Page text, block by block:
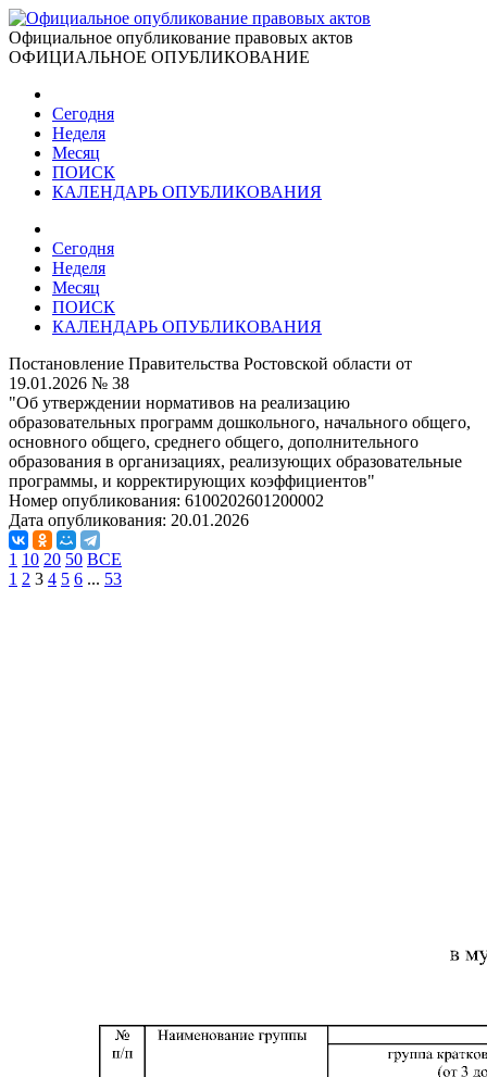
Официальное опубликование правовых актов
ОФИЦИАЛЬНОЕ ОПУБЛИКОВАНИЕ
Сегодня
Неделя
Месяц
ПОИСК
КАЛЕНДАРЬ ОПУБЛИКОВАНИЯ
Сегодня
Неделя
Месяц
ПОИСК
КАЛЕНДАРЬ ОПУБЛИКОВАНИЯ
Постановление Правительства Ростовской области от
19.01.2026 № 38
"Об утверждении нормативов на реализацию
образовательных программ дошкольного, начального общего,
основного общего, среднего общего, дополнительного
образования в организациях, реализующих образовательные
программы, и корректирующих коэффициентов"
Номер опубликования: 6100202601200002
Дата опубликования: 20.01.2026
1 10 20 50 ВСЕ
1 2 3 4 5 6 ... 53